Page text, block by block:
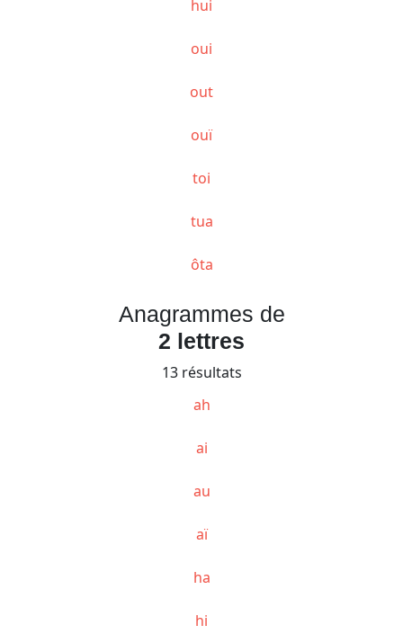
hui
oui
out
ouï
toi
tua
ôta
Anagrammes de
2 lettres
13 résultats
ah
ai
au
aï
ha
hi